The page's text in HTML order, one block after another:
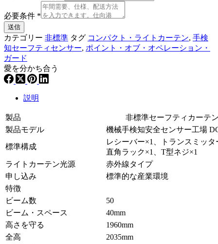
必要条件 *
送信
カテゴリー 非標準 タグ コンパクト・ライトカーテン, 手検
知セーフティセンサー, ポイント・オブ・オペレーション・
ガード
愛を分かち合う
説明
製品
非標準セーフティカーテン
製品モデル
機械手検知安全センサー工場
標準構成
レシーバー×1、トランスミッ
直角ラック×1、T型ネジ×1
ライトカーテン光源
赤外線タイプ
申し込み
標準的な産業環境
特徴
ビーム数
50
ビーム・スペース
40mm
高さを守る
1960mm
全高
2035mm